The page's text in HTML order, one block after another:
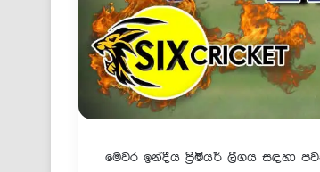
මෙවර ඉන්දීය ප්‍රිමියර් ලීගය සඳහා